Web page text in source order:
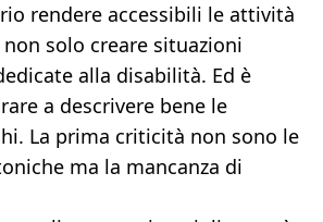
rendere accessibili le attività
solo creare situazioni
alla disabilità. Ed è
a descrivere bene le
La prima criticità non sono le
ma la mancanza di